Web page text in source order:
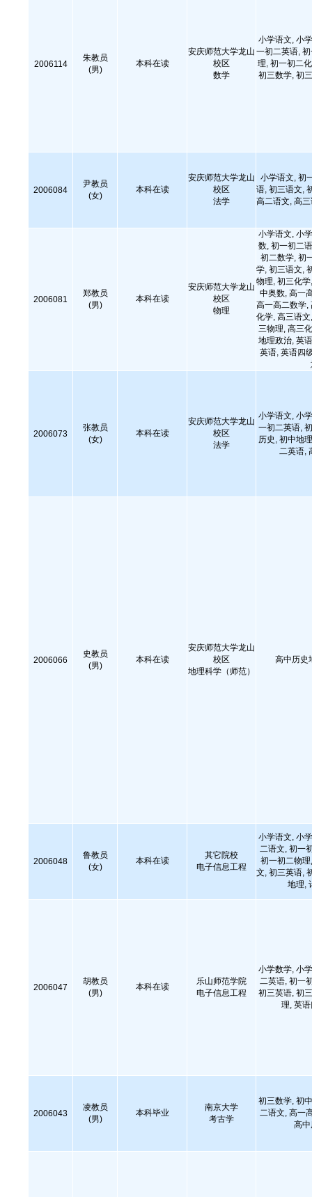
2006114
朱教员
(男)
本科在读
安庆师范大学龙山
校区
数学
小学语文, 小
一初二英语,
理, 初一初二
初三数学, 初
2006084
尹教员
(女)
本科在读
安庆师范大学龙山
校区
法学
小学语文, 初
语, 初三语文,
高二语文, 高
2006081
郑教员
(男)
本科在读
安庆师范大学龙山
校区
物理
小学语文, 小
数, 初一初二
初二数学, 初
学, 初三语文,
物理, 初三化
中奥数, 高一
高一高二数学,
化学, 高三语
三物理, 高三
地理政治, 英
英语, 英语四
2006073
张教员
(女)
本科在读
安庆师范大学龙山
校区
法学
小学语文, 小
一初二英语,
历史, 初中地
二英语,
2006066
史教员
(男)
本科在读
安庆师范大学龙山
校区
地理科学（师范）
高中历史
2006048
鲁教员
(女)
本科在读
其它院校
电子信息工程
小学语文, 小
二语文, 初一
初一初二物
文, 初三英语,
地理,
2006047
胡教员
(男)
本科在读
乐山师范学院
电子信息工程
小学数学, 小
二英语, 初一
初三英语, 初
理, 英
2006043
凌教员
(男)
本科毕业
南京大学
考古学
初三数学, 初
二语文, 高一
高